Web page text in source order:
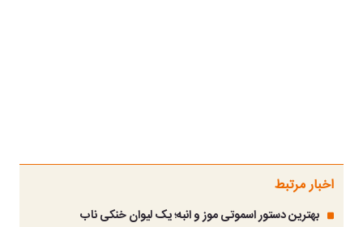
اخبار مرتبط
بهترین دستور اسموتی موز و انبه؛ یک لیوان خنکی ناب